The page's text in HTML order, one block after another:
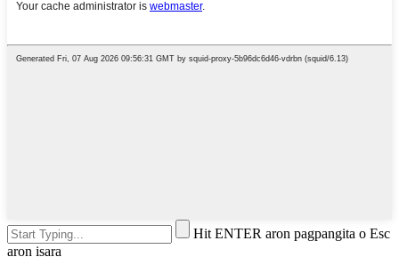
Hit ENTER aron pagpangita o Esc
aron isara